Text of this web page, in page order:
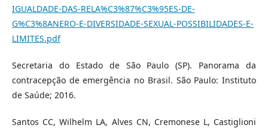
IGUALDADE-DAS-RELA%C3%87%C3%95ES-DE-
G%C3%8ANERO-E-DIVERSIDADE-SEXUAL-POSSIBILIDADES-E-
LIMITES.pdf
Secretaria do Estado de São Paulo (SP). Panorama da
contracepção de emergência no Brasil. São Paulo: Instituto
de Saúde; 2016.
Santos CC, Wilhelm LA, Alves CN, Cremonese L, Castiglioni